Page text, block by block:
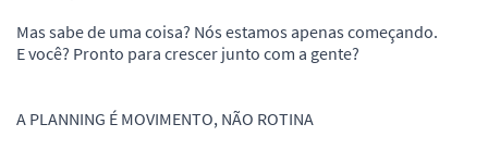
Mas sabe de uma coisa? Nós estamos apenas começando.
E você? Pronto para crescer junto com a gente?
A PLANNING É MOVIMENTO, NÃO ROTINA